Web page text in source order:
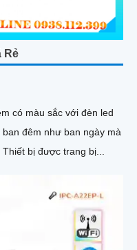
Rẻ
có màu sắc với đèn led
đêm như ban ngày mà
bị được trang bị...